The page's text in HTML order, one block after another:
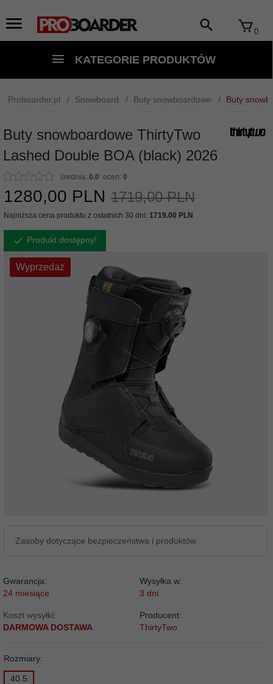
0
KATEGORIE PRODUKTÓW
Proboarder.pl Snowboard Buty snowboardowe Buty
Buty snowboardowe ThirtyTwo
Lashed Double BOA (black) 2026
średnia: 0.0 ocen: 0
1280,00 PLN 1719,00 PLN
Najniższa cena produktu z ostatnich 30 dni: 1719.00 PLN
Produkt dostępny!
Wyprzedaż
Zasoby dotyczące bezpieczeństwa i produktów
Gwarancja:
24 miesiące
Wysyłka w:
3 dni
Koszt wysyłki:
DARMOWA DOSTAWA
Producent:
ThirtyTwo
Rozmiary:
40.5